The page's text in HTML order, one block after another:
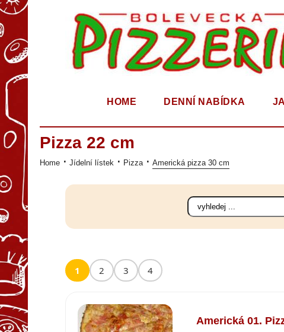
Pizza 22 cm
Home Jídelní lístek Pizza Americká pizza 30 cm
1 2 3 4
Americká 01.
HOME DENNÍ NABÍDKA